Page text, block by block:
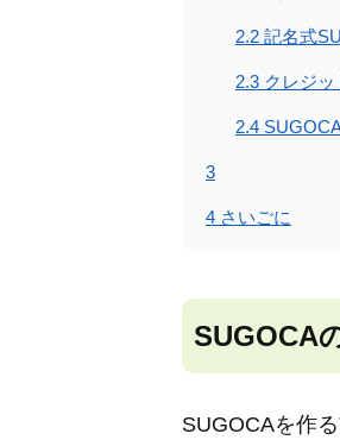
2.2 記名式
2.3 クレジ
2.4
3
4 さいごに
SUGOCA
SUGOCAを作